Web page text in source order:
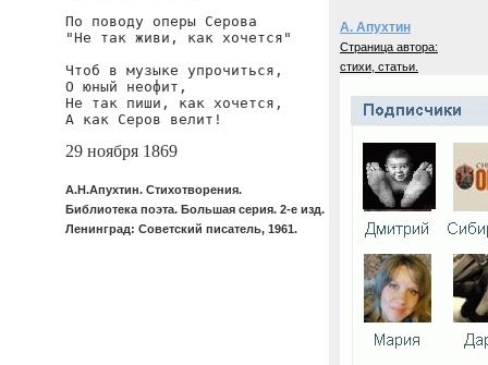
По поводу оперы Серова
"Не так живи, как хочется"
Чтоб в музыке упрочиться,
О юный неофит,
Не так пиши, как хочется,
А как Серов велит!
29 ноября 1869
А.Н.Апухтин. Стихотворения.
Библиотека поэта. Большая серия. 2-е изд.
Ленинград: Советский писатель, 1961.
А. Апухтин
Страница автора:
стихи, статьи.